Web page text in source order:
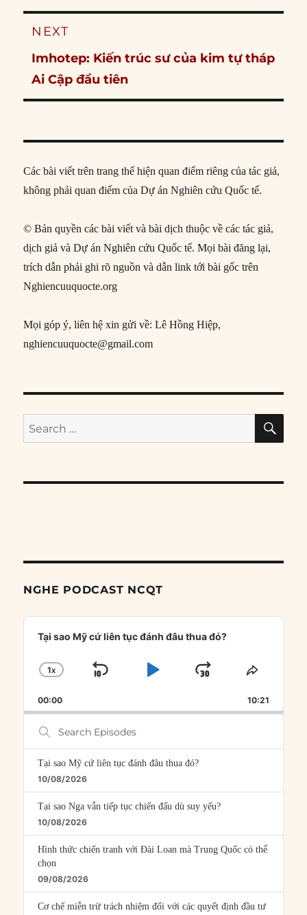
NEXT
Next
post:
Imhotep: Kiến trúc sư của kim tự tháp
Ai Cập đầu tiên
Các bài viết trên trang thể hiện quan điểm riêng của tác giả,
không phải quan điểm của Dự án Nghiên cứu Quốc tế.
© Bản quyền các bài viết và bài dịch thuộc về các tác giả,
dịch giả và Dự án Nghiên cứu Quốc tế. Mọi bài đăng lại,
trích dẫn phải ghi rõ nguồn và dẫn link tới bài gốc trên
Nghiencuuquocte.org
Mọi góp ý, liên hệ xin gửi về: Lê Hồng Hiệp,
nghiencuuquocte@gmail.com
Search
for:
NGHE PODCAST NCQT
Audio
Player
Tại sao Mỹ cứ liên tục đánh đâu thua đó?
CHANGE
RATE
1X
SKIP
PLAYJUMP
FORWARD
SHARE
00:00 10:21
Search
Episodes
Tại sao Mỹ cứ liên tục đánh đâu thua đó?
10/08/2026
Tại sao Nga vẫn tiếp tục chiến đấu dù suy yếu?
10/08/2026
Hình thức chiến tranh với Đài Loan mà Trung Quốc có thể
chọn
09/08/2026
Cơ chế miễn trừ trách nhiệm đối với các quyết định đầu tư